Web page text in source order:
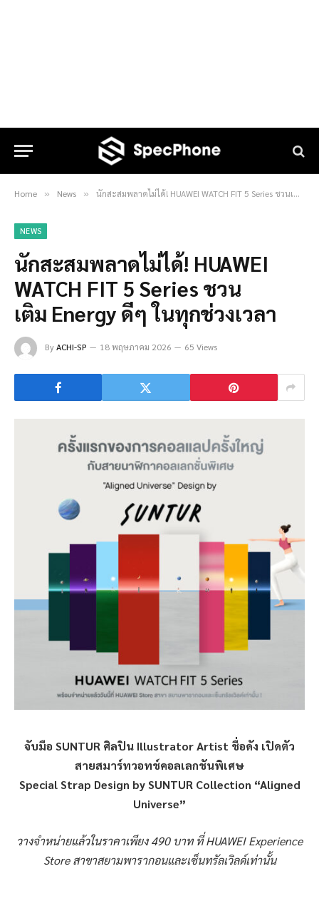
Home » News » นักสะสมพลาดไม่ได้! HUAWEI WATCH FIT 5 Series ชวนเติม Energy ดีๆ ในทุกช่วงเวลา
NEWS
นักสะสมพลาดไม่ได้! HUAWEI
WATCH FIT 5 Series ชวน
เติม Energy ดีๆ ในทุกช่วงเวลา
ByACHI-SP 18 พฤษภาคม 2026 65 Views
จับมือ SUNTUR ศิลปิน Illustrator Artist ชื่อดัง เปิดตัว
สายสมาร์ทวอทช์คอลเลกชันพิเศษ
Special Strap Design by SUNTUR Collection “Aligned
Universe”
วางจำหน่ายแล้วในราคาเพียง490 บาท ที่ HUAWEI Experience
Store สาขาสยามพารากอนและเซ็นทรัลเวิลด์เท่านั้น